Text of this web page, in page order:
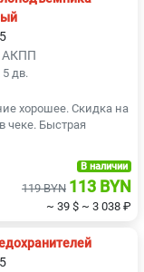
АКПП
дв.
хорошее. Скидка на
чеке. Быстрая
В наличии
119 BYN 113 BYN
~ 39 $ ~ 3 038 ₽